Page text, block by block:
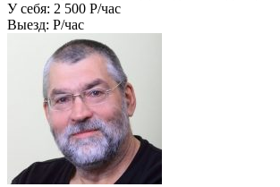
У себя: 2 500 P/час
Выезд: P/час